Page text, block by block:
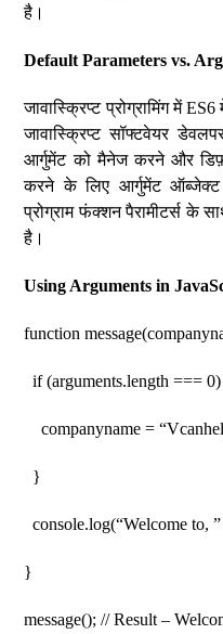
है।
Default Parameters vs.
जावास्क्रिप्ट प्रोग्रामिंग में
जावास्क्रिप्ट सॉफ्टवेयर
आर्गुमेंट को मैनेज करने और
करने के लिए आर्गुमेंट
प्रोग्राम फंक्शन पैरामीटर्स के
है।
Using Arguments in
function
if (arguments.length ===
companyname =
}
console.log(“Welcome to,
}
message(); // Result –